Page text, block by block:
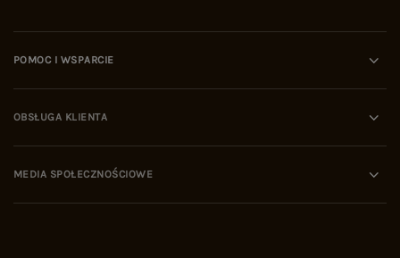
POMOC I WSPARCIE
OBSŁUGA KLIENTA
MEDIA SPOŁECZNOŚCIOWE